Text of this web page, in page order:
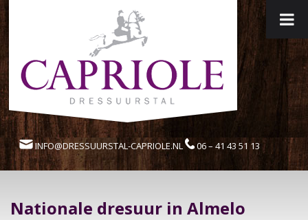
INFO@DRESSUURSTAL-CAPRIOLE.NL 06 – 41 43 51 13
Nationale dresuur in Almelo